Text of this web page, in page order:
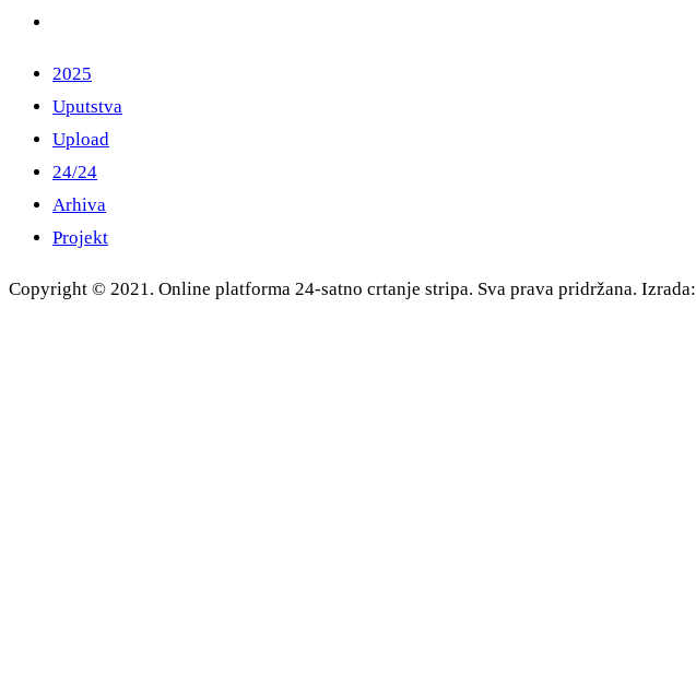
2025
Uputstva
Upload
24/24
Arhiva
Projekt
Copyright © 2021. Online platforma 24-satno crtanje stripa. Sva prava pridržana. Izrada: